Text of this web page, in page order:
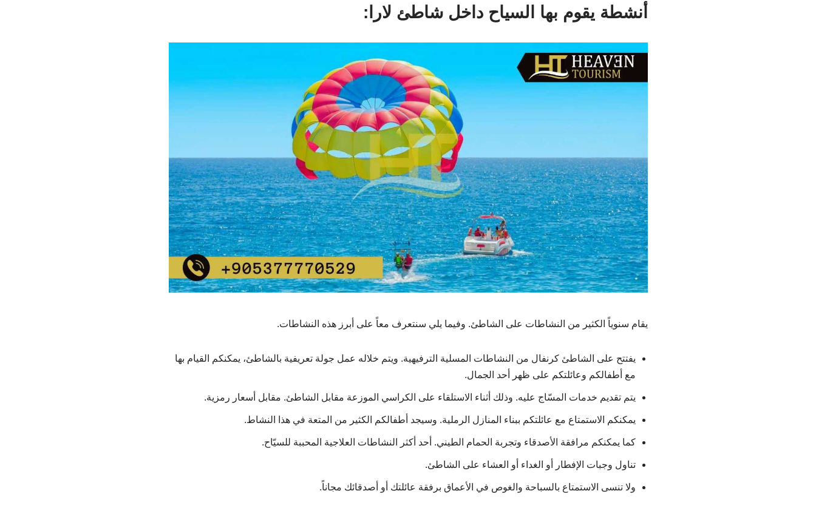
أنشطة يقوم بها السياح داخل شاطئ لارا:
يقام سنوياً الكثير من النشاطات على الشاطئ. وفيما يلي سنتعرف معاً على أبرز هذه النشاطات.
يفتتح على الشاطئ كرنفال من النشاطات المسلية الترفيهية. ويتم خلاله عمل جولة تعريفية بالشاطئ، يمكنكم القيام بها
مع أطفالكم وعائلتكم على ظهر أحد الجمال.
يتم تقديم خدمات المسّاج عليه. وذلك أثناء الاستلقاء على الكراسي الموزعة مقابل الشاطئ. مقابل أسعار رمزية.
يمكنكم الاستمتاع مع عائلتكم ببناء المنازل الرملية. وسيجد أطفالكم الكثير من المتعة في هذا النشاط.
كما يمكنكم مرافقة الأصدقاء وتجربة الحمام الطيني. أحد أكثر النشاطات العلاجية المحببة للسيّاح.
تناول وجبات الإفطار أو الغداء أو العشاء على الشاطئ.
ولا تنسى الاستمتاع بالسباحة والغوص في الأعماق برفقة عائلتك أو أصدقائك مجاناً.